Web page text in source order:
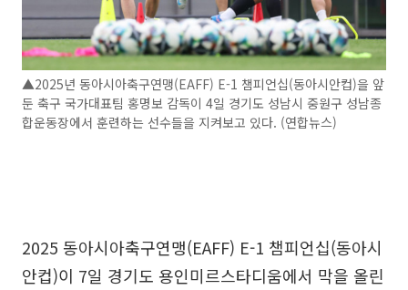
▲2025년 동아시아축구연맹(EAFF) E-1 챔피언십(동아시안컵)을 앞
둔 축구 국가대표팀 홍명보 감독이 4일 경기도 성남시 중원구 성남종
합운동장에서 훈련하는 선수들을 지켜보고 있다. (연합뉴스)
2025 동아시아축구연맹(EAFF) E-1 챔피언십(동아시
안컵)이 7일 경기도 용인미르스타디움에서 막을 올린